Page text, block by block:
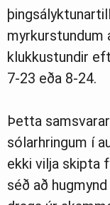
myrkurstundum
klukkustundir
7-23 eða 8-24.
Þetta
sólarhringum í
ekki vilja skipta
séð að